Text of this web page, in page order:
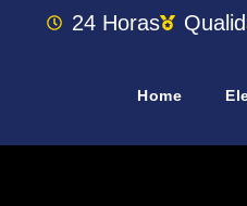
24 Horas
Home